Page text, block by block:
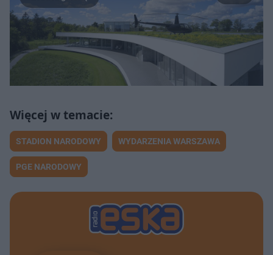
STADION NARODOWY WYDARZENIA WARSZAWA
PGE NARODOWY